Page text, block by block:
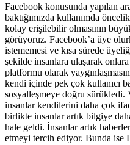
Facebook konusunda yapılan
baktığımızda kullanımda
kolay erişilebilir olmasının
görüyoruz. Facebook’a üye
istememesi ve kısa sürede
şekilde insanlara ulaşarak
platformu olarak
kendi içinde pek çok kullanıcı
sosyalleşmeye doğru sürükledi.
insanlar kendilerini daha çok
birlikte insanlar artık bilgiye
hale geldi. İnsanlar artık
etmeyi tercih ediyor. Bunda ise